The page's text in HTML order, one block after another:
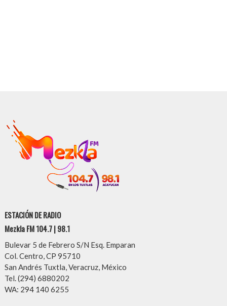
ESTACIÓN DE RADIO
Mezkla FM 104.7 | 98.1
Bulevar 5 de Febrero S/N Esq. Emparan
Col. Centro, CP 95710
San Andrés Tuxtla, Veracruz, México
Tel. (294) 6880202
WA: 294 140 6255